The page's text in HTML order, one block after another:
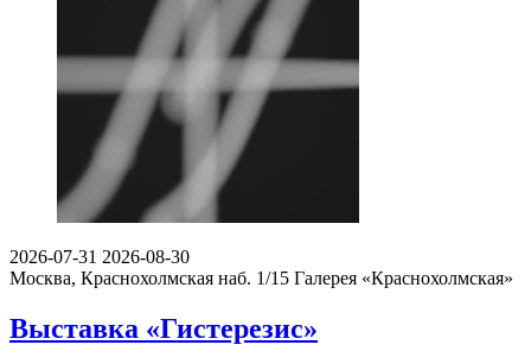
2026-07-31 2026-08-30
Москва, Краснохолмская наб. 1/15 Галерея «Краснохолмская»
Выставка «Гистерезис»